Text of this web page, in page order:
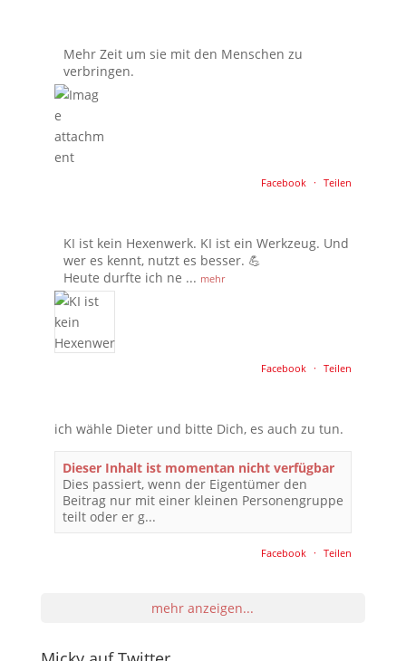
Mehr Zeit um sie mit den Menschen zu
verbringen.
Facebook · Teilen
KI ist kein Hexenwerk. KI ist ein Werkzeug. Und
wer es kennt, nutzt es besser. 💪
Heute durfte ich ne ... mehr
Facebook · Teilen
ich wähle Dieter und bitte Dich, es auch zu tun.
Dieser Inhalt ist momentan nicht verfügbar
Dies passiert, wenn der Eigentümer den
Beitrag nur mit einer kleinen Personengruppe
teilt oder er g...
Facebook · Teilen
mehr anzeigen...